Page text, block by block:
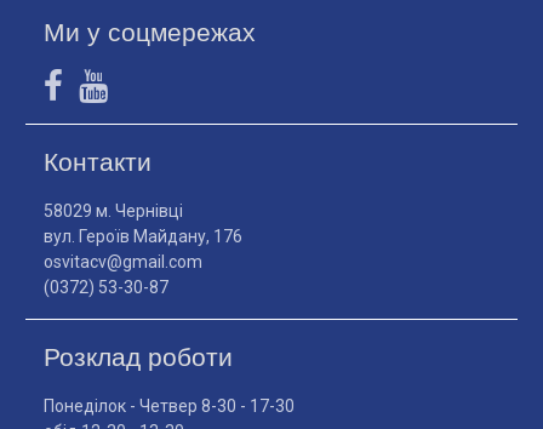
Ми у соцмережах
Контакти
58029 м. Чернівці
вул. Героїв Майдану, 176
osvitacv@gmail.com
(0372) 53-30-87
Розклад роботи
Понеділок - Четвер 8-30 - 17-30